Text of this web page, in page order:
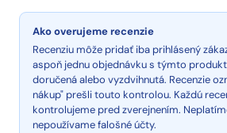
Ako overujeme recenzie
Recenziu môže pridať iba prihlásený
aspoň jednu objednávku s týmto
doručená alebo vyzdvihnutá. Recenzie
nákup" prešli touto kontrolou. Každú
kontrolujeme pred zverejnením.
nepoužívame falošné účty.